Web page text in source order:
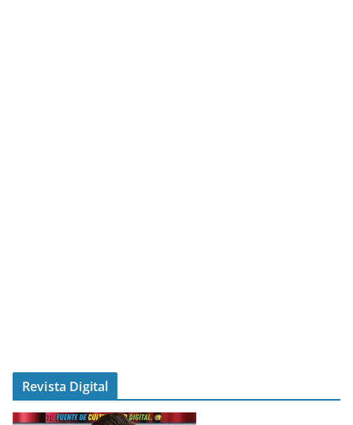
Revista Digital